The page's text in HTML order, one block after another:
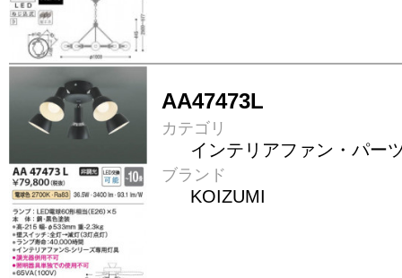
AA47473L
カテゴリ
インテリアファン・パー
ブランド
KOIZUMI